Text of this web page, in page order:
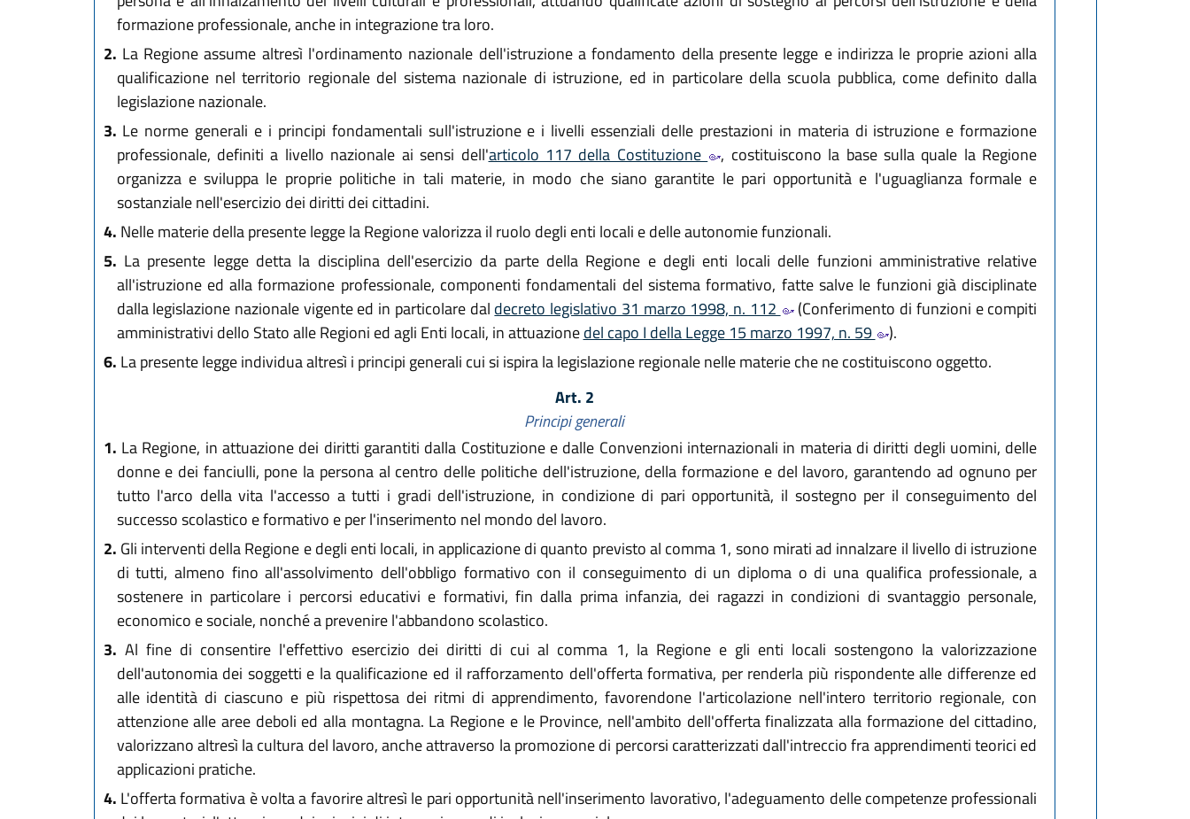
formazione professionale, anche in integrazione tra loro.
2. La Regione assume altresì l'ordinamento nazionale dell'istruzione a fondamento della presente legge e indirizza le proprie azioni alla
qualificazione nel territorio regionale del sistema nazionale di istruzione, ed in particolare della scuola pubblica, come definito dalla
legislazione nazionale.
3. Le norme generali e i principi fondamentali sull'istruzione e i livelli essenziali delle prestazioni in materia di istruzione e formazione
professionale, definiti a livello nazionale ai sensi dell'articolo 117 della Costituzione
, costituiscono la base sulla quale la Regione
organizza e sviluppa le proprie politiche in tali materie, in modo che siano garantite le pari opportunità e l'uguaglianza formale e
sostanziale nell'esercizio dei diritti dei cittadini.
4. Nelle materie della presente legge la Regione valorizza il ruolo degli enti locali e delle autonomie funzionali.
5. La presente legge detta la disciplina dell'esercizio da parte della Regione e degli enti locali delle funzioni amministrative relative
all'istruzione ed alla formazione professionale, componenti fondamentali del sistema formativo, fatte salve le funzioni già disciplinate
dalla legislazione nazionale vigente ed in particolare dal decreto legislativo 31 marzo 1998, n. 112
(Conferimento di funzioni e compiti
amministrativi dello Stato alle Regioni ed agli Enti locali, in attuazionedel capo I della Legge 15 marzo 1997, n. 59
).
6. La presente legge individua altresì i principi generali cui si ispira la legislazione regionale nelle materie che ne costituiscono oggetto.
Art. 2
Principi generali
1. La Regione, in attuazione dei diritti garantiti dalla Costituzione e dalle Convenzioni internazionali in materia di diritti degli uomini, delle
donne e dei fanciulli, pone la persona al centro delle politiche dell'istruzione, della formazione e del lavoro, garantendo ad ognuno per
tutto l'arco della vita l'accesso a tutti i gradi dell'istruzione, in condizione di pari opportunità, il sostegno per il conseguimento del
successo scolastico e formativo e per l'inserimento nel mondo del lavoro.
2. Gli interventi della Regione e degli enti locali, in applicazione di quanto previsto al comma 1, sono mirati ad innalzare il livello di istruzione
di tutti, almeno fino all'assolvimento dell'obbligo formativo con il conseguimento di un diploma o di una qualifica professionale, a
sostenere in particolare i percorsi educativi e formativi, fin dalla prima infanzia, dei ragazzi in condizioni di svantaggio personale,
economico e sociale, nonché a prevenire l'abbandono scolastico.
3. Al fine di consentire l'effettivo esercizio dei diritti di cui al comma 1, la Regione e gli enti locali sostengono la valorizzazione
dell'autonomia dei soggetti e la qualificazione ed il rafforzamento dell'offerta formativa, per renderla più rispondente alle differenze ed
alle identità di ciascuno e più rispettosa dei ritmi di apprendimento, favorendone l'articolazione nell'intero territorio regionale, con
attenzione alle aree deboli ed alla montagna. La Regione e le Province, nell'ambito dell'offerta finalizzata alla formazione del cittadino,
valorizzano altresì la cultura del lavoro, anche attraverso la promozione di percorsi caratterizzati dall'intreccio fra apprendimenti teorici ed
applicazioni pratiche.
4. L'offerta formativa è volta a favorire altresì le pari opportunità nell'inserimento lavorativo, l'adeguamento delle competenze professionali